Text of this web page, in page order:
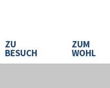
ZU
BESUCH
ZUM
WOHL